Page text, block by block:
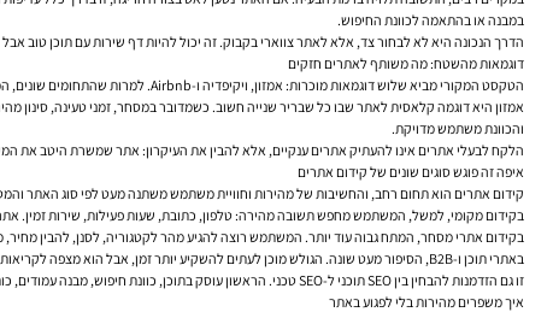
במבנה או בהתאמה לכוונת החיפוש.
הדרך הנכונה היא לא לבחור צד, אלא לאתר צווארי בקבוק. זה יכול להיות דף שירות עם תוכן טוב
דוגמאות מהשטח: מה משותף לאתרים חזקים
הטקסט המקורי מביא שלוש דוגמאות מוכרות: אמזון, ויקיפדיה ו-Airbnb. למרות שהתחומים שונים, המכנה המשותף ברור. כל אחד מהאתרים האלה שולט היטב בשילוב שבין מהירות, שימושיות ומבנה.
והכוונת משתמש מדויקת.
הלקח לבעלי אתרים אינו להעתיק אתרים ענקיים, אלא להבין את העיקרון: אתר שמשרת היטב את
איפה זה פוגש סוגים שונים של קידום אתרים
קידום אתרים הוא תחום רחב, והחשיבות של מהירות וחוויית משתמש משתנה מעט לפי סוג האתר
בקידום מקומי, למשל, המשתמש מחפש תשובה מהירה: טלפון, כתובת, שעות פעילות, שירות זמין. אתר
בקידום אתרי מסחר, המתח גבוה עוד יותר. המשתמש רוצה להגיע מהר לקטגוריה, לסנן, להבין
באתרי תוכן ו-B2B, הסיפור מעט שונה. הגולש מוכן לעתים להשקיע יותר זמן, אבל הוא מצפה לקריאות, עומק, אמינות ומבנה ברור. גם כאן, מהירות ותכנון נכון של המסך משפיעים ישירות על הסיכוי שימשיך לקרוא, יפנה או יחזור.
זו גם הזדמנות להבחין בין SEO תוכני ל-SEO טכני. הראשון עוסק בתוכן, כוונת חיפוש, מבנה עמודים, כותרות, מונחים רלוונטיים וערך לקורא. השני עוסק במהירות, אינדוקס, קוד, מובייל, שרת, קבצים ותקינות. חוויית משתמש מחברת בין שניהם.
איך משפרים מהירות בלי לפגוע באתר